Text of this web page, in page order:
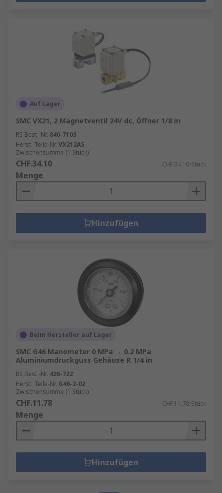
Auf Lager
SMC VX21, 2 Magnetventil 24V dc, Öffner 1/8 in
RS Best.-Nr. 840-7103
Herst. Teile-Nr. VX212AS
Zwischensumme (1 Stück)
CHF.34.10 CHF.34.10/Stück
Menge
Hinzufügen
Beim Hersteller auf Lager
SMC G46 Manometer 0 MPa → 0.2 MPa
Aluminiumdruckguss Gehäuse R 1/4 in
RS Best.-Nr. 426-722
Herst. Teile-Nr. G46-2-02
Zwischensumme (1 Stück)
CHF.11.78 CHF.11.78/Stück
Menge
Hinzufügen